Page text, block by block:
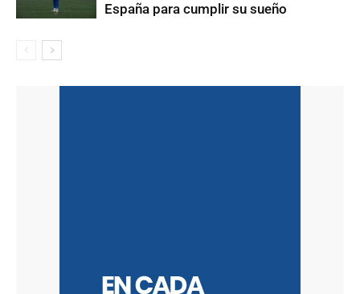
España para cumplir su sueño